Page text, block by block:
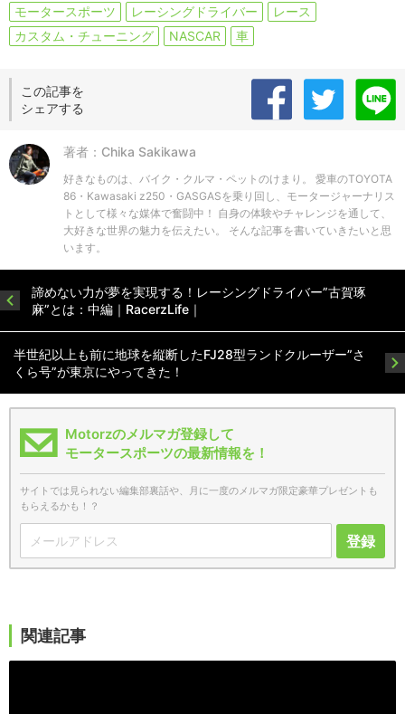
モータースポーツ レーシングドライバー
レース
カスタム・チューニング
NASCAR 車
この記事を
シェアする
著者：Chika Sakikawa
好きなものは、バイク・クルマ・ペットのけまり。 愛車のTOYOTA
86・Kawasaki z250・GASGASを乗り回し、モータージャーナリス
トとして様々な媒体で奮闘中！ 自身の体験やチャレンジを通して、
大好きな世界の魅力を伝えたい。 そんな記事を書いていきたいと思
います。
諦めない力が夢を実現する！レーシングドライバー”古賀琢
麻”とは：中編｜RacerzLife｜
半世紀以上も前に地球を縦断したFJ28型ランドクルーザー”さ
くら号”が東京にやってきた！
Motorzのメルマガ登録して
モータースポーツの最新情報を！
サイトでは見られない編集部裏話や、月に一度のメルマガ限定豪華プレゼントも
もらえるかも！？
登録
関連記事